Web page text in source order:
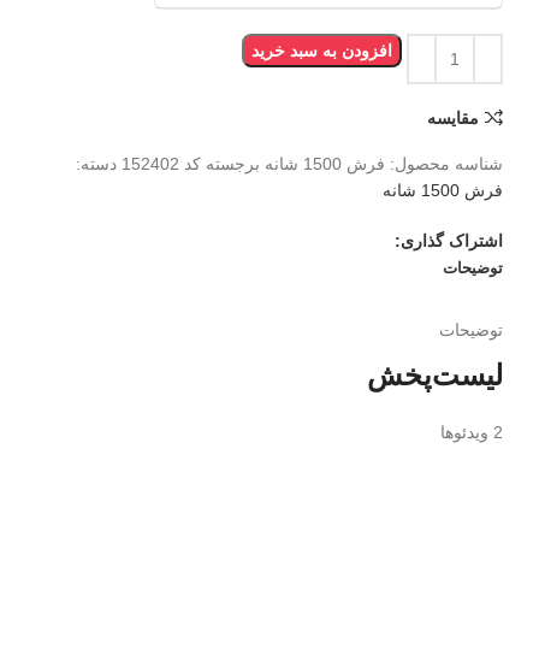
افزودن به سبد خرید
مقایسه
شناسه محصول: فرش 1500 شانه برجسته کد 152402
دسته:
فرش 1500 شانه
اشتراک گذاری:
توضیحات
توضیحات
لیست‌پخش
2 ویدئوها